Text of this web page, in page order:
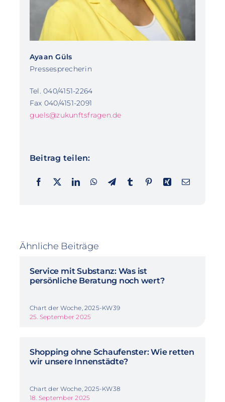
Ayaan Güls
Pressesprecherin
Tel. 040/4151-2264
Fax 040/4151-2091
guels@zukunftsfragen.de
Beitrag teilen:
Ähnliche Beiträge
Service mit Substanz: Was ist
persönliche Beratung noch wert?
Chart der Woche, 2025-KW39
25. September 2025
Shopping ohne Schaufenster: Wie retten
wir unsere Innenstädte?
Chart der Woche, 2025-KW38
18. September 2025